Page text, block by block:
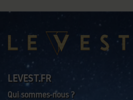
LEVEST.FR
Qui sommes-nous ?